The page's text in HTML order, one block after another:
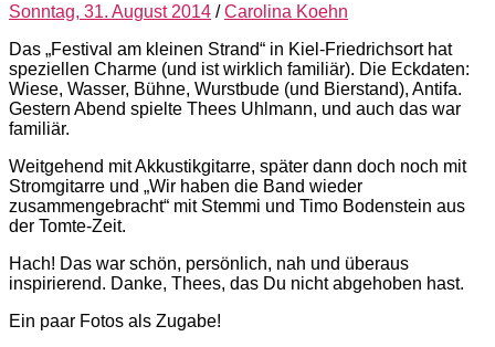
Sonntag, 31. August 2014 /Carolina Koehn
Das „Festival am kleinen Strand“ in Kiel-Friedrichsort hat
speziellen Charme (und ist wirklich familiär). Die Eckdaten:
Wiese, Wasser, Bühne, Wurstbude (und Bierstand), Antifa.
Gestern Abend spielte Thees Uhlmann, und auch das war
familiär.
Weitgehend mit Akkustikgitarre, später dann doch noch mit
Stromgitarre und „Wir haben die Band wieder
zusammengebracht“ mit Stemmi und Timo Bodenstein aus
der Tomte-Zeit.
Hach! Das war schön, persönlich, nah und überaus
inspirierend. Danke, Thees, das Du nicht abgehoben hast.
Ein paar Fotos als Zugabe!